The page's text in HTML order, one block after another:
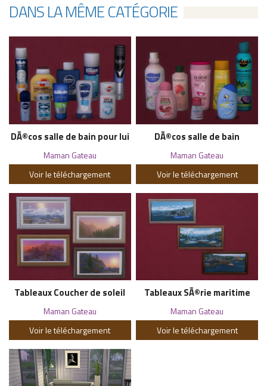
DANS LA MÊME CATÉGORIE
DÃ©cos salle de bain pour lui
Maman Gateau
Voir le téléchargement
DÃ©cos salle de bain
Maman Gateau
Voir le téléchargement
Tableaux Coucher de soleil
Maman Gateau
Voir le téléchargement
Tableaux SÃ©rie maritime
Maman Gateau
Voir le téléchargement